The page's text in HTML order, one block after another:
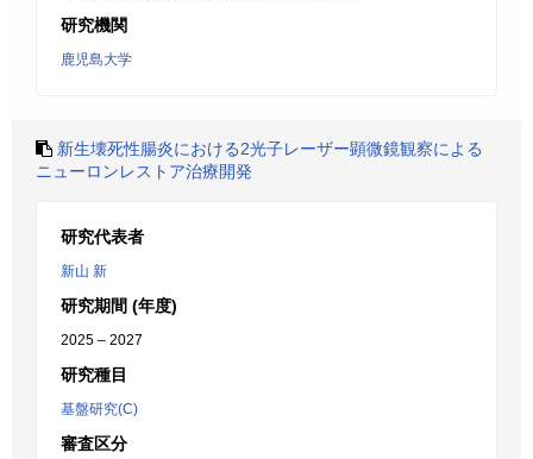
研究機関
鹿児島大学
新生壊死性腸炎における2光子レーザー顕微鏡観察による
ニューロンレストア治療開発
研究代表者
新山 新
研究期間 (年度)
2025 – 2027
研究種目
基盤研究(C)
審査区分